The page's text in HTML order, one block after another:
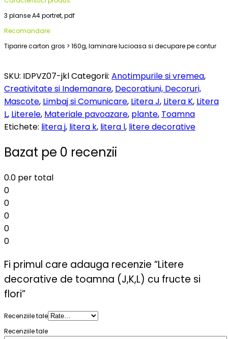
3 planse A4 portret, pdf
Recomandare:
Tiparire carton gros > 160g, laminare lucioasa si decupare pe contur
SKU: IDPVZ07-jklCategorii: Anotimpurile si vremea,
Creativitate si Indemanare, Decoratiuni, Decoruri,
Mascote, Limbaj si Comunicare, Litera J, Litera K, Litera
L, Literele, Materiale pavoazare, plante, Toamna
Etichete: litera j, litera k, litera l, litere decorative
Bazat pe 0 recenzii
0.0 per total
0
0
0
0
0
Fi primul care adauga recenzie “Litere
decorative de toamna (J,K,L) cu fructe si
flori”
Recenziile tale
Recenziile tale